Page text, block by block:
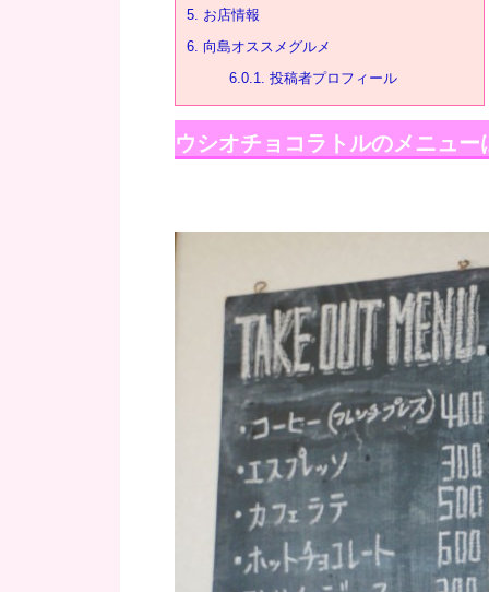
5. お店情報
6. 向島オススメグルメ
6.0.1. 投稿者プロフィール
ウシオチョコラトルのメニュー